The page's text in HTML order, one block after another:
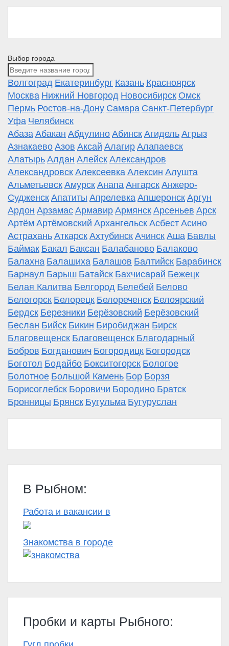
Выбор города
Волгоград Екатеринбург Казань Красноярск
Москва Нижний Новгород Новосибирск Омск
Пермь Ростов-на-Дону Самара Санкт-Петербург
Уфа Челябинск
Абаза Абакан Абдулино Абинск Агидель Агрыз
Азнакаево Азов Аксай Алагир Алапаевск
Алатырь Алдан Алейск Александров
Александровск Алексеевка Алексин Алушта
Альметьевск Амурск Анапа Ангарск Анжеро-
Судженск Апатиты Апрелевка Апшеронск Аргун
Ардон Арзамас Армавир Армянск Арсеньев Арск
Артём Артёмовский Архангельск Асбест Асино
Астрахань Аткарск Ахтубинск Ачинск Аша Бавлы
Баймак Бакал Баксан Балабаново Балаково
Балахна Балашиха Балашов Балтийск Барабинск
Барнаул Барыш Батайск Бахчисарай Бежецк
Белая Калитва Белгород Белебей Белово
Белогорск Белорецк Белореченск Белоярский
Бердск Березники Берёзовский Берёзовский
Беслан Бийск Бикин Биробиджан Бирск
Благовещенск Благовещенск Благодарный
Бобров Богданович Богородицк Богородск
Боготол Бодайбо Бокситогорск Бологое
Болотное Большой Камень Бор Борзя
Борисоглебск Боровичи Бородино Братск
Бронницы Брянск Бугульма Бугуруслан
В Рыбном:
Работа и вакансии в
Знакомства в городе
Пробки и карты Рыбного: